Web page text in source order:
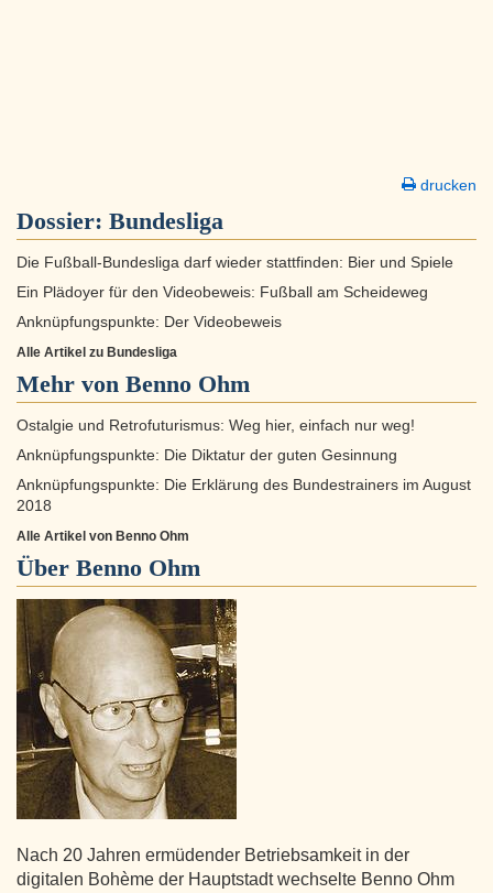
drucken
Dossier: Bundesliga
Die Fußball-Bundesliga darf wieder stattfinden: Bier und Spiele
Ein Plädoyer für den Videobeweis: Fußball am Scheideweg
Anknüpfungspunkte: Der Videobeweis
Alle Artikel zu Bundesliga
Mehr von Benno Ohm
Ostalgie und Retrofuturismus: Weg hier, einfach nur weg!
Anknüpfungspunkte: Die Diktatur der guten Gesinnung
Anknüpfungspunkte: Die Erklärung des Bundestrainers im August
2018
Alle Artikel von Benno Ohm
Über Benno Ohm
Nach 20 Jahren ermüdender Betriebsamkeit in der
digitalen Bohème der Hauptstadt wechselte Benno Ohm